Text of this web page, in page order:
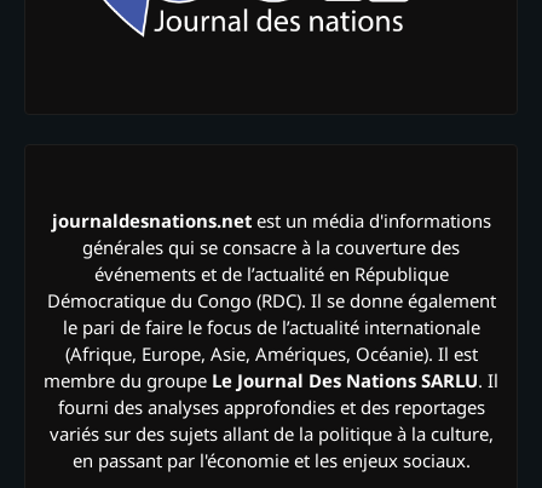
journaldesnations.netest un média d'informations
générales qui se consacre à la couverture des
événements et de l’actualité en République
Démocratique du Congo (RDC). Il se donne également
le pari de faire le focus de l’actualité internationale
(Afrique, Europe, Asie, Amériques, Océanie). Il est
membre du groupe Le Journal Des Nations SARLU. Il
fourni des analyses approfondies et des reportages
variés sur des sujets allant de la politique à la culture,
en passant par l'économie et les enjeux sociaux.